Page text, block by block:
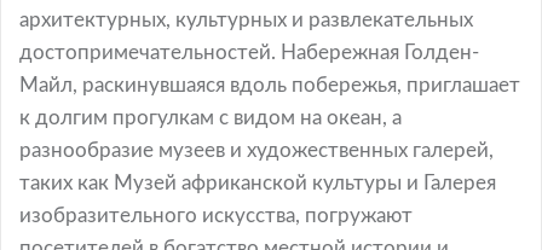
архитектурных, культурных и развлекательных
достопримечательностей. Набережная Голден-
Майл, раскинувшаяся вдоль побережья, приглашает
к долгим прогулкам с видом на океан, а
разнообразие музеев и художественных галерей,
таких как Музей африканской культуры и Галерея
изобразительного искусства, погружают